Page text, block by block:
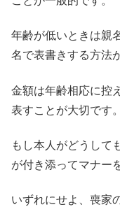
年齢が低いときは親
名で表書きする方法
金額は年齢相応に控
表すことが大切です。
もし本人がどうして
が付き添ってマナー
いずれにせよ、喪家